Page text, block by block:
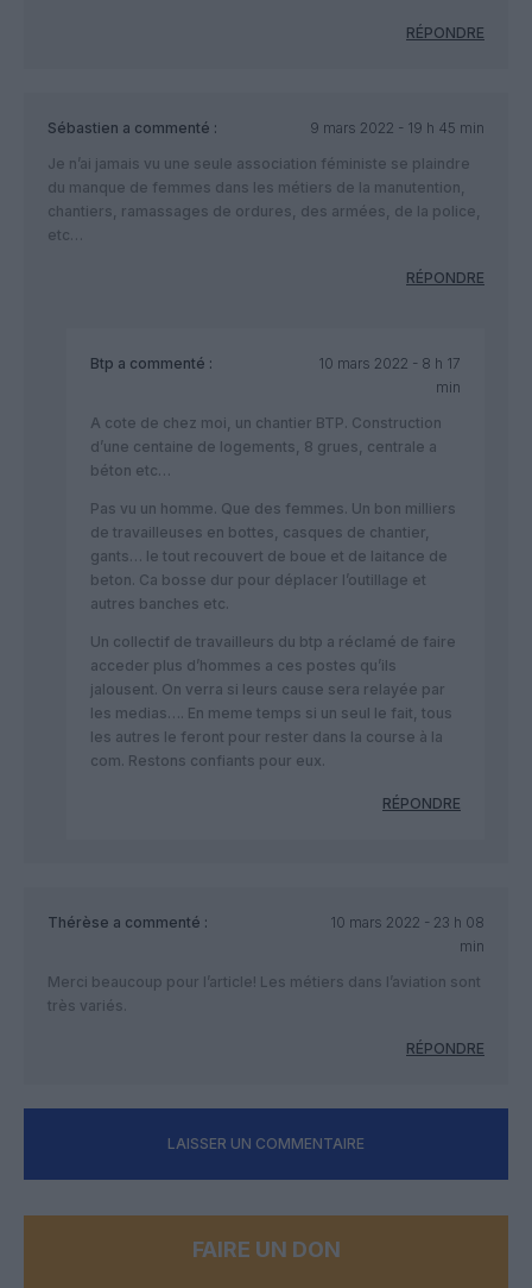
RÉPONDRE
Sébastien a commenté :
9 mars 2022 - 19 h 45 min
Je n’ai jamais vu une seule association féministe se plaindre
du manque de femmes dans les métiers de la manutention,
chantiers, ramassages de ordures, des armées, de la police,
etc…
RÉPONDRE
Btp a commenté :
10 mars 2022 - 8 h 17
min
A cote de chez moi, un chantier BTP. Construction
d’une centaine de logements, 8 grues, centrale a
béton etc…
Pas vu un homme. Que des femmes. Un bon milliers
de travailleuses en bottes, casques de chantier,
gants… le tout recouvert de boue et de laitance de
beton. Ca bosse dur pour déplacer l’outillage et
autres banches etc.
Un collectif de travailleurs du btp a réclamé de faire
acceder plus d’hommes a ces postes qu’ils
jalousent. On verra si leurs cause sera relayée par
les medias…. En meme temps si un seul le fait, tous
les autres le feront pour rester dans la course à la
com. Restons confiants pour eux.
RÉPONDRE
Thérèse a commenté :
10 mars 2022 - 23 h 08
min
Merci beaucoup pour l’article! Les métiers dans l’aviation sont
très variés.
RÉPONDRE
LAISSER UN COMMENTAIRE
FAIRE UN DON